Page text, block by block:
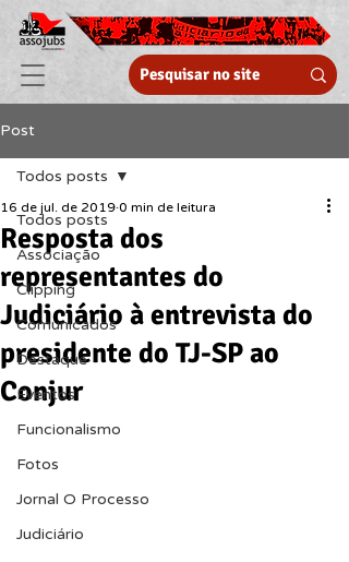
Post
Todos posts
Associação
Clipping
Comunicados
Destaque
Eventos
Funcionalismo
Fotos
Jornal O Processo
Judiciário
Todos posts
Resposta dos
representantes do
Judiciário à entrevista do
presidente do TJ-SP ao
Conjur
16 de jul. de 2019 0 min de leitura